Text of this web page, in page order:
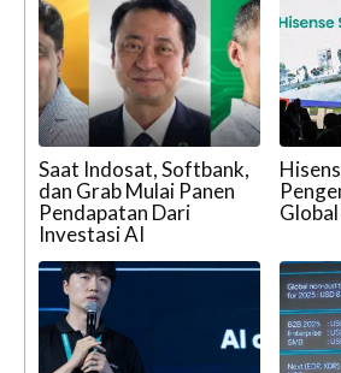
Saat Indosat, Softbank,
dan Grab Mulai Panen
Pendapatan Dari
Investasi AI